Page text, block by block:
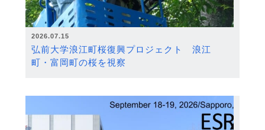
2026.07.15
弘前大学浪江町桜復興プロジェクト 浪江
町・富岡町の桜を視察